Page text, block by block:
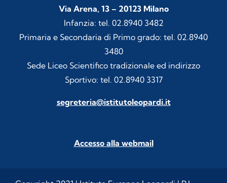
Via Arena, 13 – 20123 Milano
Infanzia: tel. 02.8940 3482
Primaria e Secondaria di Primo grado: tel. 02.8940
3480
Sede Liceo Scientifico tradizionale ed indirizzo
Sportivo: tel. 02.8940 3317
segreteria@istitutoleopardi.it
Accesso alla webmail